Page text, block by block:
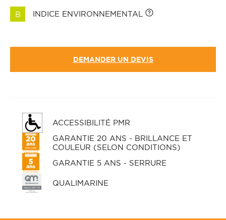
B INDICE ENVIRONNEMENTAL
DEMANDER UN DEVIS
ACCESSIBILITÉ PMR
GARANTIE 20 ANS - BRILLANCE ET
COULEUR (SELON CONDITIONS)
GARANTIE 5 ANS - SERRURE
QUALIMARINE